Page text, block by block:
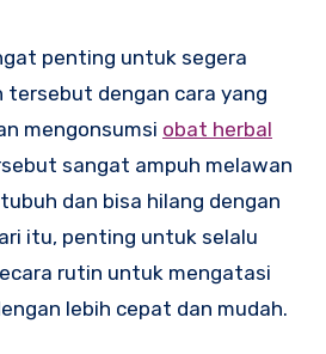
penting untuk segera
tersebut dengan cara yang
mengonsumsi obat herbal
sangat ampuh melawan
dan bisa hilang dengan
itu, penting untuk selalu
rutin untuk mengatasi
lebih cepat dan mudah.